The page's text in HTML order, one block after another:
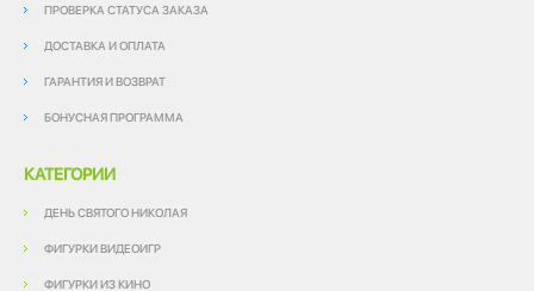
ПРОВЕРКА СТАТУСА ЗАКАЗА
ДОСТАВКА И ОПЛАТА
ГАРАНТИЯ И ВОЗВРАТ
БОНУСНАЯ ПРОГРАММА
КАТЕГОРИИ
ДЕНЬ СВЯТОГО НИКОЛАЯ
ФИГУРКИ ВИДЕОИГР
ФИГУРКИ ИЗ КИНО